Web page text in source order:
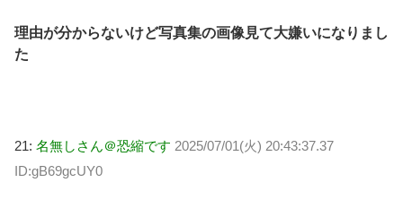
理由が分からないけど写真集の画像見て大嫌いになりまし
た
21: 名無しさん＠恐縮です 2025/07/01(火) 20:43:37.37
ID:gB69gcUY0